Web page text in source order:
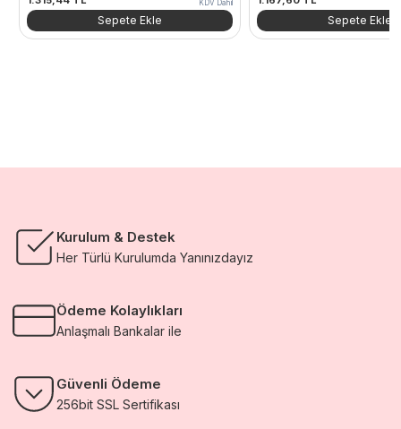
KDV Dahil
Sepete Ekle Sepete Ekle
Kurulum & Destek
Her Türlü Kurulumda Yanınızdayız
Ödeme Kolaylıkları
Anlaşmalı Bankalar ile
Güvenli Ödeme
256bit SSL Sertifikası